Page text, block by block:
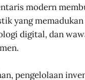
modern
yang
digital, dan
pengelolaan